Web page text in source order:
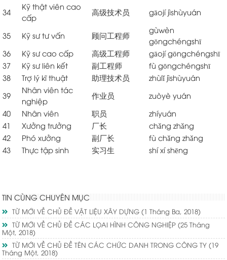
34
Kỹ thật viên cao
cấp
高级技术员 gāojí jìshùyuán
35 Kỹ sư tư vấn 顾问工程师
gùwèn
gōngchéngshī
36
Kỹ sư cao cấp 高级工程师
gāojí gōngchéngshī
37
Kỹ sư liên kết 副工程师
fù gōngchéngshī
38
Trợ lý kĩ thuật 助理技术员
zhùlǐ jìshùyuán
39
Nhân viên tác
nghiệp
作业员
zuòyè yuán
40
Nhân viên 职员
zhíyuán
41
Xưởng trưởng 厂长
chǎng zhǎng
42
Phó xưởng 副厂长
fù chǎng zhǎng
43
Thực tập sinh 实习生 shí xí shēng
TIN CÙNG CHUYÊN MỤC
TỪ MỚI VỀ CHỦ ĐỀ VẬT LIỆU XÂY DỰNG(1 Tháng Ba, 2018)
TỪ MỚI VỀ CHỦ ĐỀ CÁC LỌAI HÌNH CÔNG NGHIỆP(25 Tháng
Một, 2018)
TỪ MỚI VỀ CHỦ ĐỀ TÊN CÁC CHỨC DANH TRONG CÔNG TY(19
Tháng Một, 2018)